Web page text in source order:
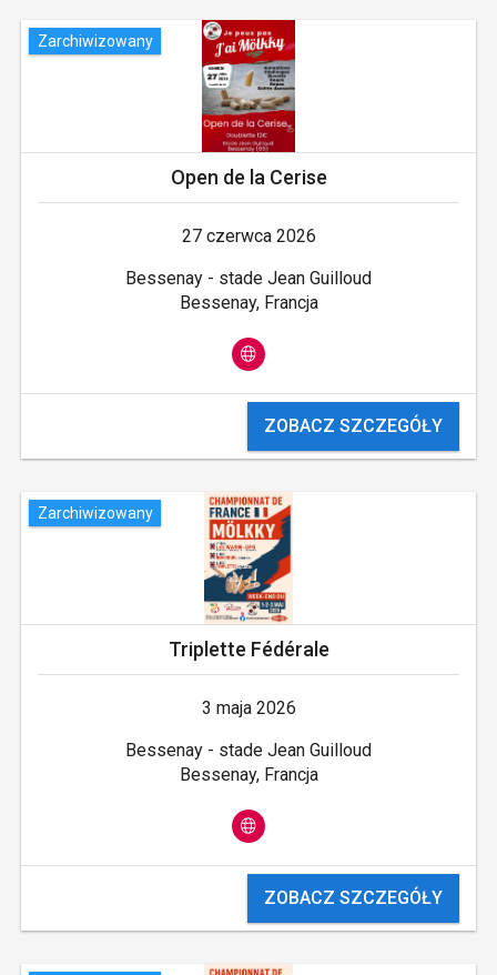
Zarchiwizowany
Open de la Cerise
27 czerwca 2026
Bessenay - stade Jean Guilloud
Bessenay, Francja
ZOBACZ SZCZEGÓŁY
Zarchiwizowany
Triplette Fédérale
3 maja 2026
Bessenay - stade Jean Guilloud
Bessenay, Francja
ZOBACZ SZCZEGÓŁY